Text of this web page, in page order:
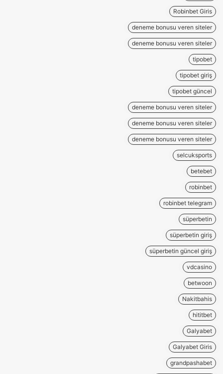
Robinbet Giris
deneme bonusu veren siteler
deneme bonusu veren siteler
tipobet
tipobet giriş
tipobet güncel
deneme bonusu veren siteler
deneme bonusu veren siteler
deneme bonusu veren siteler
selcuksports
betebet
robinbet
robinbet telegram
süperbetin
süperbetin giriş
süperbetin güncel giriş
vdcasino
betwoon
Nakitbahis
hititbet
Galyabet
Galyabet Giris
grandpashabet